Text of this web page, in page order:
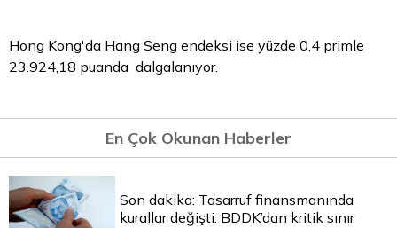
Hong Kong'da Hang Seng endeksi ise yüzde 0,4 primle
23.924,18 puanda dalgalanıyor.
En Çok Okunan Haberler
Son dakika: Tasarruf finansmanında
kurallar değişti: BDDK’dan kritik sınır